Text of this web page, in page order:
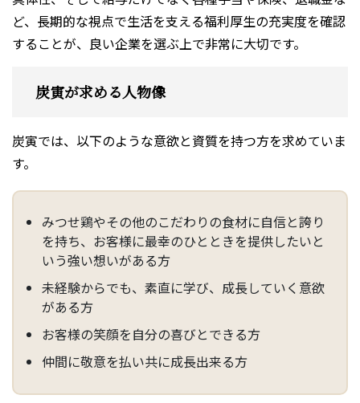
ど、長期的な視点で生活を支える福利厚生の充実度を確認
することが、良い企業を選ぶ上で非常に大切です。
炭寅が求める人物像
炭寅では、以下のような意欲と資質を持つ方を求めていま
す。
みつせ鶏やその他のこだわりの食材に自信と誇り
を持ち、お客様に最幸のひとときを提供したいと
いう強い想いがある方
未経験からでも、素直に学び、成長していく意欲
がある方
お客様の笑顔を自分の喜びとできる方
仲間に敬意を払い共に成長出来る方